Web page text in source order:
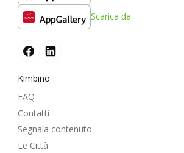
Scarica da
Kimbino
FAQ
Contatti
Segnala contenuto
Le Città